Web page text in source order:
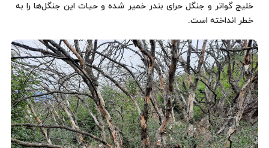
خلیج گواتر و جنگل حرای بندر خمیر شده و حیات این جنگل‌ها را به
خطر انداخته است.